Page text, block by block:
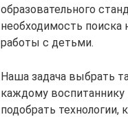
образовательного
необходимость поиска
работы с детьми.
Наша задача выбрать
каждому
подобрать